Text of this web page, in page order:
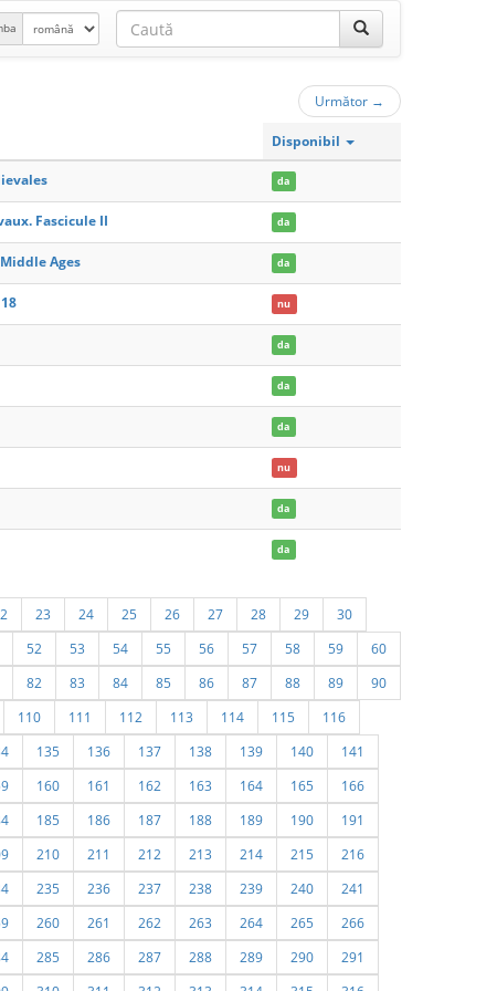
Următor →
Disponibil
da
Fascicule II da
Ages da
nu
da
da
da
nu
da
da
23 24 25 26 27 28 29
30
52 53 54 55 56 57 58 59
60
82 83 84 85 86 87 88 89
90
110 111 112 113 114 115
116
135 136 137 138 139 140
141
160 161 162 163 164 165
166
185 186 187 188 189 190
191
210 211 212 213 214 215
216
235 236 237 238 239 240
241
260 261 262 263 264 265
266
285 286 287 288 289 290
291